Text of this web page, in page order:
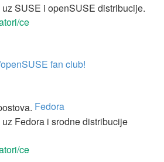
SUSE i openSUSE distribucije.
ce
fan club!
Fedora
Fedora i srodne distribucije
ce